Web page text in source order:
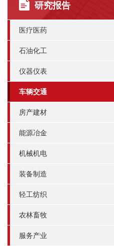
研究报告
医疗医药
石油化工
仪器仪表
车辆交通
房产建材
能源冶金
机械机电
装备制造
轻工纺织
农林畜牧
服务产业